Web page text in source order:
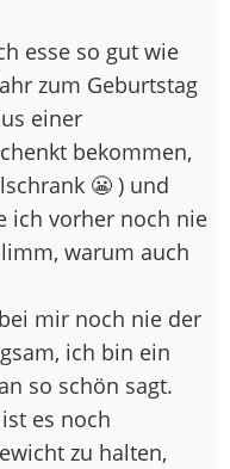
esse so gut wie
zum Geburtstag
einer
bekommen,
😬 ) und
ich vorher noch nie
warum auch
mir noch nie der
ich bin ein
so schön sagt.
es noch
zu halten,